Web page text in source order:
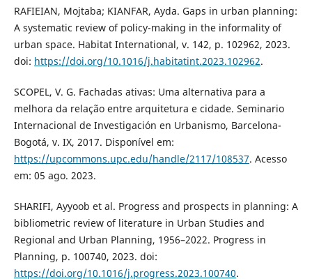
RAFIEIAN, Mojtaba; KIANFAR, Ayda. Gaps in urban planning:
A systematic review of policy-making in the informality of
urban space. Habitat International, v. 142, p. 102962, 2023.
doi: https://doi.org/10.1016/j.habitatint.2023.102962.
SCOPEL, V. G. Fachadas ativas: Uma alternativa para a
melhora da relação entre arquitetura e cidade. Seminario
Internacional de Investigación en Urbanismo, Barcelona-
Bogotá, v. IX, 2017. Disponível em:
https://upcommons.upc.edu/handle/2117/108537. Acesso
em: 05 ago. 2023.
SHARIFI, Ayyoob et al. Progress and prospects in planning: A
bibliometric review of literature in Urban Studies and
Regional and Urban Planning, 1956–2022. Progress in
Planning, p. 100740, 2023. doi:
https://doi.org/10.1016/j.progress.2023.100740.